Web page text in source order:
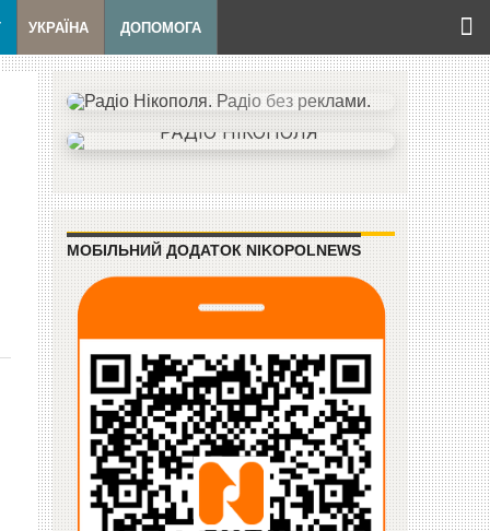
УКРАЇНА ДОПОМОГА
МОБІЛЬНИЙ ДОДАТОК NIKOPOLNEWS